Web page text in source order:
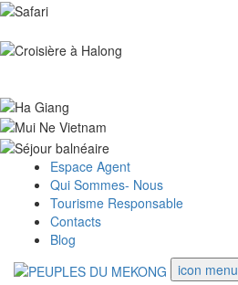
Espace Agent
Qui Sommes- Nous
Tourisme Responsable
Contacts
Blog
icon menu